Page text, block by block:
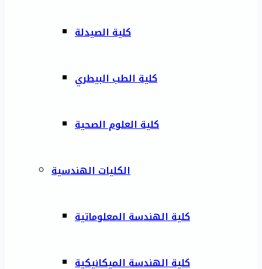
كلية الصيدلة
كلية الطب البيطري
كلية العلوم الصحية
الكليات الهندسية
كلية الهندسة المعلوماتية
كلية الهندسة الميكانيكية